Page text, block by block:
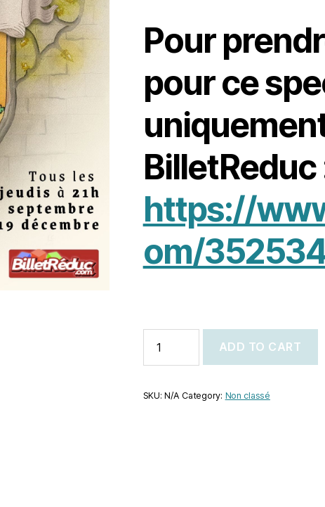
Pour
pour ce
BilletReduc
https://
om/
ADD TO CART
SKU:N/A Category: Non classé